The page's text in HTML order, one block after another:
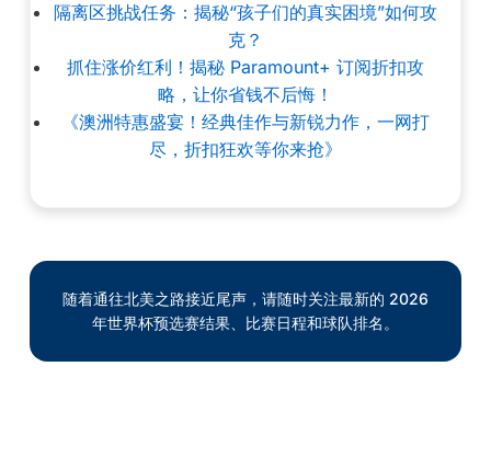
隔离区挑战任务：揭秘“孩子们的真实困境”如何攻
克？
抓住涨价红利！揭秘 Paramount+ 订阅折扣攻
略，让你省钱不后悔！
《澳洲特惠盛宴！经典佳作与新锐力作，一网打
尽，折扣狂欢等你来抢》
随着通往北美之路接近尾声，请随时关注最新的 2026
年世界杯预选赛结果、比赛日程和球队排名。